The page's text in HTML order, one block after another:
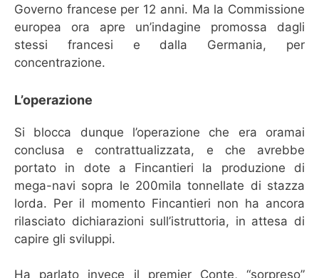
Governo francese per 12 anni. Ma la Commissione
europea ora apre un’indagine promossa dagli
stessi francesi e dalla Germania, per
concentrazione.
L’operazione
Si blocca dunque l’operazione che era oramai
conclusa e contrattualizzata, e che avrebbe
portato in dote a Fincantieri la produzione di
mega-navi sopra le 200mila tonnellate di stazza
lorda. Per il momento Fincantieri non ha ancora
rilasciato dichiarazioni sull’istruttoria, in attesa di
capire gli sviluppi.
Ha parlato invece il premier Conte, “sorpreso”